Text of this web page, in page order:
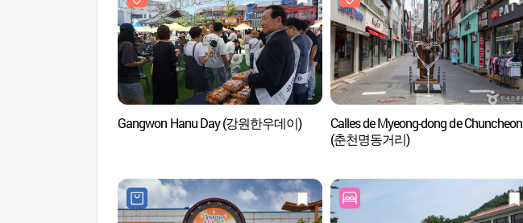
Gangwon Hanu Day (강원한우데이)
Calles de Myeong-dong de Chuncheon
(춘천명동거리)